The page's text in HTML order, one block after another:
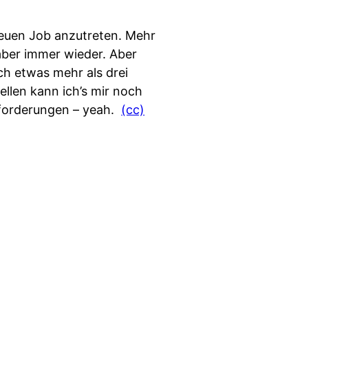
Job anzutreten. Mehr
immer wieder. Aber
etwas mehr als drei
kann ich’s mir noch
– yeah.
(cc)